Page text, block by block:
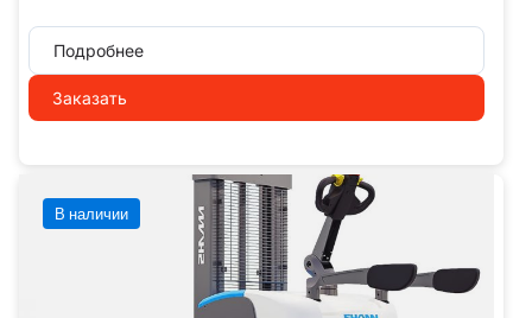
Подробнее
Заказать
В наличии